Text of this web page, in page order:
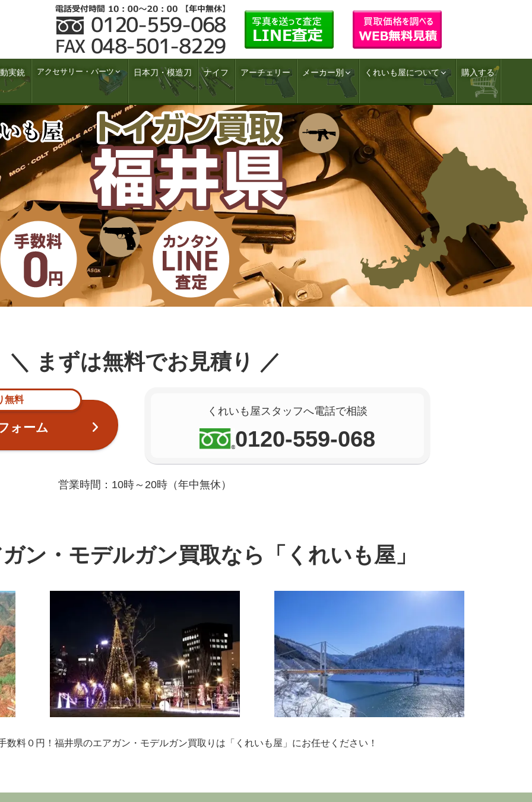
実銃 アクセサリー・パーツ 日本刀・模造刀 ナイフ アーチェリー メーカー別 くれいも屋について 購入する
まずは無料でお見積り
無料
ォーム
くれいも屋スタッフへ電話で相談
0120-559-068
営業時間：10時～20時（年中無休）
ン・モデルガン買取なら 「くれいも屋」
数料０円！福井県のエアガン・モデルガン買取りは「くれいも屋」にお任せください！